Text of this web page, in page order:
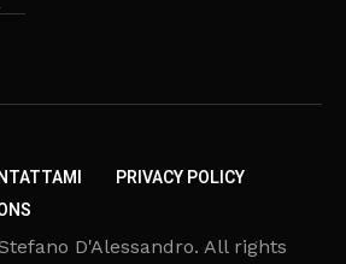
PRIVACY POLICY
D'Alessandro. All rights